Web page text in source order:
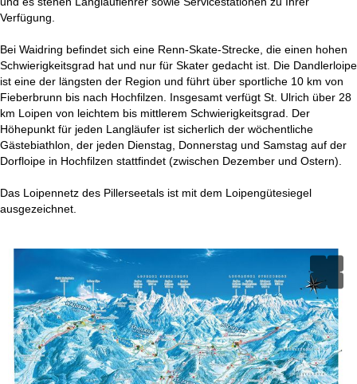
e
Verfügung.
Bei Waidring befindet sich eine Renn-Skate-Strecke, die einen hohen
Schwierigkeitsgrad hat und nur für Skater gedacht ist. Die Dandlerloipe
ist eine der längsten der Region und führt über sportliche 10 km von
Fieberbrunn bis nach Hochfilzen. Insgesamt verfügt St. Ulrich über 28
km Loipen von leichtem bis mittlerem Schwierigkeitsgrad. Der
Höhepunkt für jeden Langläufer ist sicherlich der wöchentliche
Gästebiathlon, der jeden Dienstag, Donnerstag und Samstag auf der
Dorfloipe in Hochfilzen stattfindet (zwischen Dezember und Ostern).
Das Loipennetz des Pillerseetals ist mit dem Loipengütesiegel
ausgezeichnet.